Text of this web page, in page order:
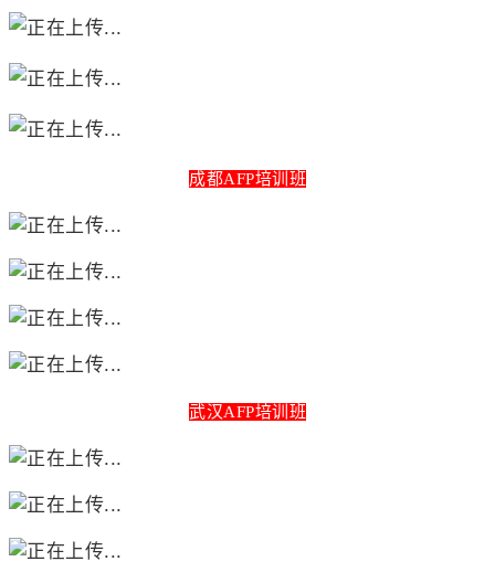
成都AFP培训班
武汉AFP培训班